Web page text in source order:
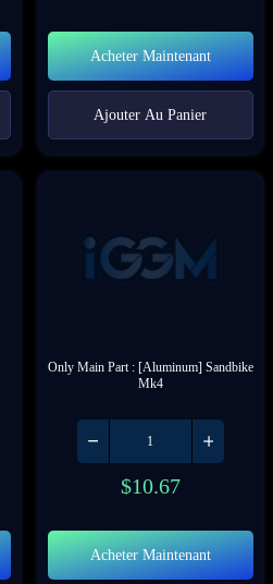
Acheter Maintenant
Ajouter Au Panier
Only Main Part : [Aluminum] Sandbike
Mk4
$10.67
Acheter Maintenant